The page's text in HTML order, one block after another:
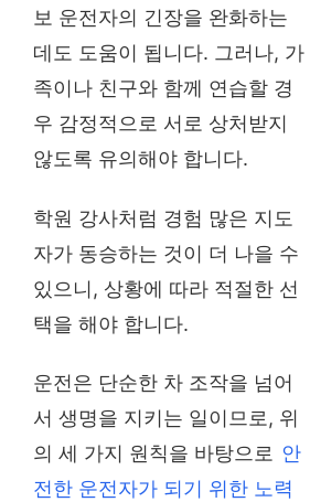
보 운전자의 긴장을 완화하는
데도 도움이 됩니다. 그러나, 가
족이나 친구와 함께 연습할 경
우 감정적으로 서로 상처받지
않도록 유의해야 합니다.
학원 강사처럼 경험 많은 지도
자가 동승하는 것이 더 나을 수
있으니, 상황에 따라 적절한 선
택을 해야 합니다.
운전은 단순한 차 조작을 넘어
서 생명을 지키는 일이므로, 위
의 세 가지 원칙을 바탕으로 안
전한 운전자가 되기 위한 노력